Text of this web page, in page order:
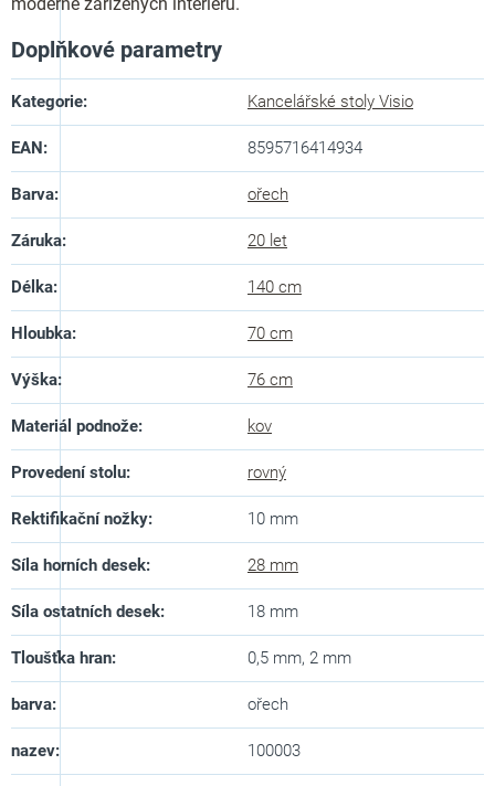
Doplňkové parametry
Kategorie: Kancelářské stoly Visio
EAN: 8595716414934
Barva: ořech
Záruka: 20 let
Délka: 140 cm
Hloubka: 70 cm
Výška: 76 cm
Materiál podnože: kov
Provedení stolu: rovný
Rektifikační nožky: 10 mm
Síla horních desek: 28 mm
Síla ostatních desek: 18 mm
Tloušťka hran: 0,5 mm, 2 mm
barva: ořech
nazev: 100003